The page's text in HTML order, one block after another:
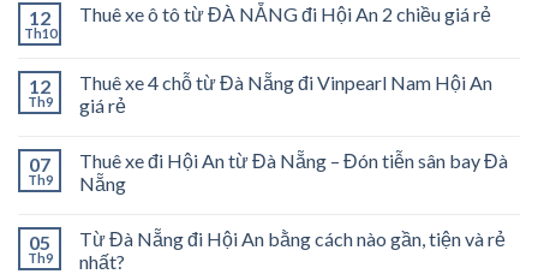
12
Th10
Thuê xe ô tô từ ĐÀ NẴNG đi Hội An 2 chiều giá rẻ
12
Th9
Thuê xe 4 chỗ từ Đà Nẵng đi Vinpearl Nam Hội An
giá rẻ
07
Th9
Thuê xe đi Hội An từ Đà Nẵng – Đón tiễn sân bay Đà
Nẵng
05
Th9
Từ Đà Nẵng đi Hội An bằng cách nào gần, tiện và rẻ
nhất?